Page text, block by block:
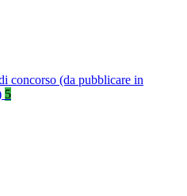
concorso (da pubblicare in
5